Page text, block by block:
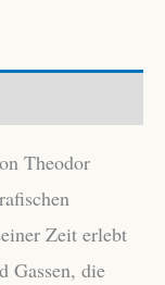
Theodor
Zeit erlebt
Gassen, die